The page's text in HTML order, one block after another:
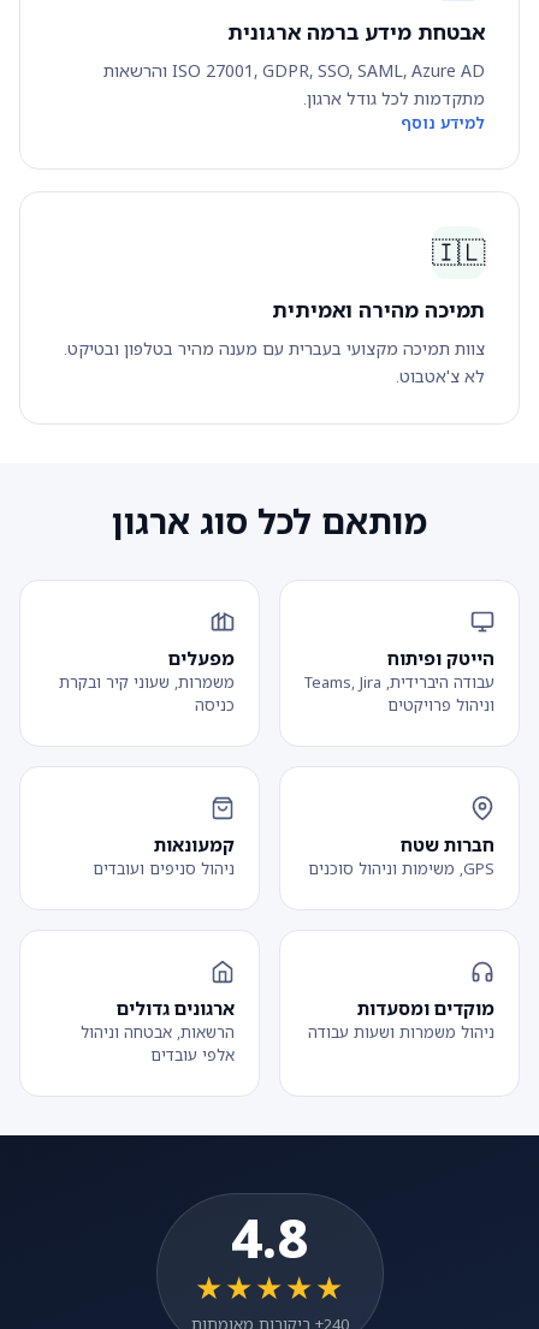
אבטחת מידע ברמה ארגונית
ISO 27001, GDPR, SSO, SAML, Azure AD והרשאות
מתקדמות לכל גודל ארגון.
למידע נוסף
🇮🇱
תמיכה מהירה ואמיתית
צוות תמיכה מקצועי בעברית עם מענה מהיר בטלפון ובטיקט.
לא צ'אטבוט.
מותאם לכל סוג ארגון
הייטק ופיתוח
עבודה היברידית, Teams, Jira
וניהול פרויקטים
מפעלים
משמרות, שעוני קיר ובקרת
כניסה
חברות שטח
GPS, משימות וניהול סוכנים
קמעונאות
ניהול סניפים ועובדים
מוקדים ומסעדות
ניהול משמרות ושעות עבודה
ארגונים גדולים
הרשאות, אבטחה וניהול
אלפי עובדים
4.8
★★★★★
240+ ביקורות מאומתות